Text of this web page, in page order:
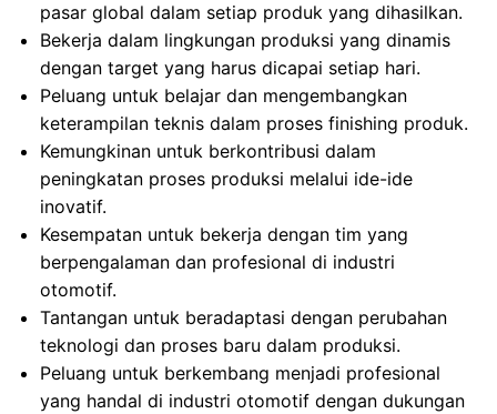
pasar global dalam setiap produk yang dihasilkan.
Bekerja dalam lingkungan produksi yang dinamis
dengan target yang harus dicapai setiap hari.
Peluang untuk belajar dan mengembangkan
keterampilan teknis dalam proses finishing produk.
Kemungkinan untuk berkontribusi dalam
peningkatan proses produksi melalui ide-ide
inovatif.
Kesempatan untuk bekerja dengan tim yang
berpengalaman dan profesional di industri
otomotif.
Tantangan untuk beradaptasi dengan perubahan
teknologi dan proses baru dalam produksi.
Peluang untuk berkembang menjadi profesional
yang handal di industri otomotif dengan dukungan